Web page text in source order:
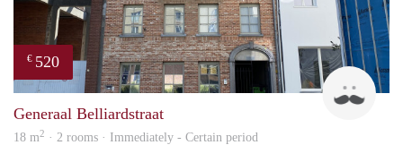
€ 520
Tom
Generaal Belliardstraat
18 m2 · 2 rooms · Immediately - Certain period